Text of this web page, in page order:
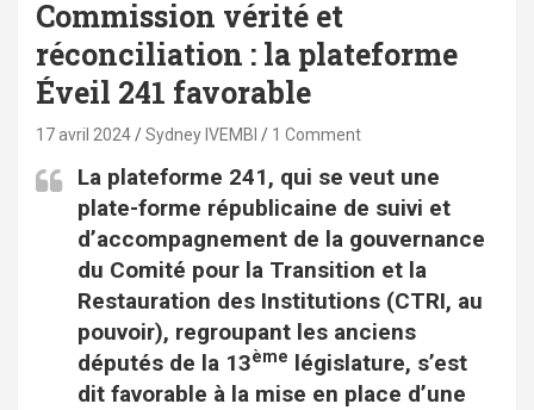
Commission vérité et
réconciliation : la plateforme
Éveil 241 favorable
17 avril 2024 Sydney IVEMBI 1 Comment
La plateforme 241, qui se veut une
plate-forme républicaine de suivi et
d’accompagnement de la gouvernance
du Comité pour la Transition et la
Restauration des Institutions (CTRI, au
pouvoir), regroupant les anciens
députés de la 13ème législature, s’est
dit favorable à la mise en place d’une